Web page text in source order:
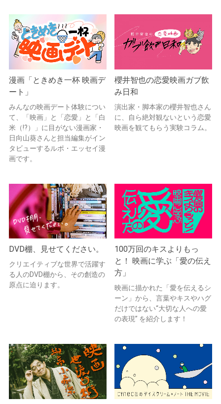
漫画「ときめき一杯 映画デ
ート」
みんなの映画デート体験につい
て、「映画」と「恋愛」と「白
米（!?）」に目がない漫画家・
日向山葵さんと担当編集がイン
タビューするルポ・エッセイ漫
画です。
櫻井智也の恋愛映画ガブ飲
み日和
演出家・脚本家の櫻井智也さん
に、自ら絶対観ないという恋愛
映画を観てもらう実験コラム。
DVD棚、見せてください。
クリエイティブな世界で活躍す
る人のDVD棚から、その創造の
原点に迫ります。
100万回のキスよりもっ
と！ 映画に学ぶ「愛の伝え
方」
映画に描かれた「愛を伝えるシ
ーン」から、言葉やキスやハグ
だけではない“大切な人への愛
の表現” を紹介します！